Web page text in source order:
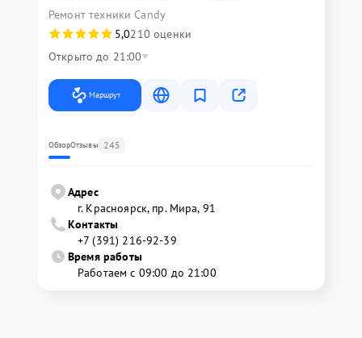
Ремонт техники Candy
5,0210 оценки
Открыто до 21:00
Маршрут
ОбзорОтзывы 245
Адрес
г. Красноярск, ​пр. Мира, 91
Контакты
+7 (391) 216-92-39
Время работы
Работаем с 09:00 до 21:00